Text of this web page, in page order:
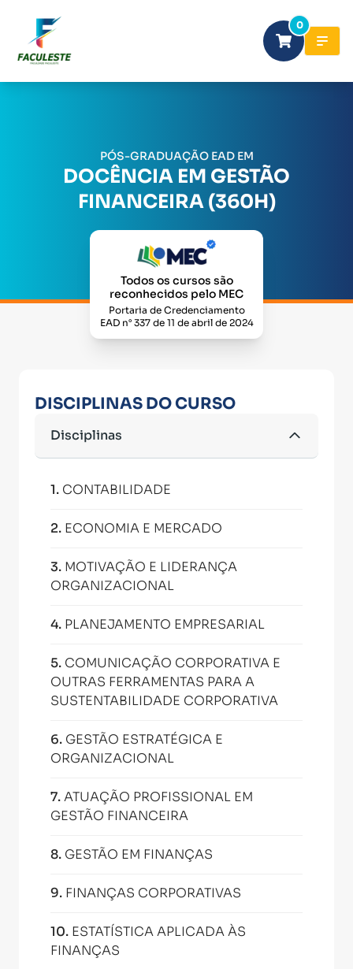
0
PÓS-GRADUAÇÃO EAD EM
DOCÊNCIA EM GESTÃO
FINANCEIRA (360H)
Todos os cursos são
reconhecidos pelo MEC
Portaria de Credenciamento
EAD n° 337 de 11 de abril de 2024
DISCIPLINAS DO CURSO
Disciplinas
1. CONTABILIDADE
2. ECONOMIA E MERCADO
3. MOTIVAÇÃO E LIDERANÇA
ORGANIZACIONAL
4. PLANEJAMENTO EMPRESARIAL
5. COMUNICAÇÃO CORPORATIVA E
OUTRAS FERRAMENTAS PARA A
SUSTENTABILIDADE CORPORATIVA
6. GESTÃO ESTRATÉGICA E
ORGANIZACIONAL
7.ATUAÇÃO PROFISSIONAL EM
GESTÃO FINANCEIRA
8. GESTÃO EM FINANÇAS
9. FINANÇAS CORPORATIVAS
10. ESTATÍSTICA APLICADA ÀS
FINANÇAS